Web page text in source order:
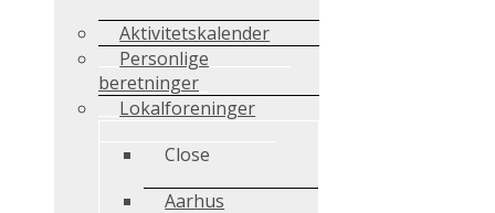
Aktivitetskalender
Personlige
beretninger
Lokalforeninger
Close
Aarhus